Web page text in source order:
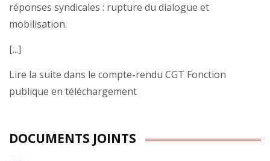
réponses syndicales : rupture du dialogue et
mobilisation.
[...]
Lire la suite dans le compte-rendu CGT Fonction
publique en téléchargement
DOCUMENTS JOINTS